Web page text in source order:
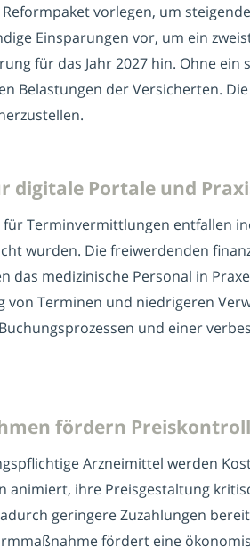
vorlegen, um
Einsparungen vor, um ein
für das Jahr 2027 hin. Ohne ein
Belastungen der Versicherten.
digitale Portale und
Terminvermittlungen entfallen
wurden. Die freiwerdenden
medizinische Personal in
Terminen und niedrigeren
und einer
fördern
Arzneimittel werden
ihre Preisgestaltung
geringere Zuzahlungen
fördert eine